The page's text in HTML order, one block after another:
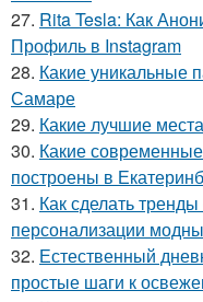
27. Rita Tesla: Как
Профиль в Instagram
28. Какие уникальные
Самаре
29. Какие лучшие
30. Какие
построены в
31. Как сделать
персонализации
32. Естественный
простые шаги к